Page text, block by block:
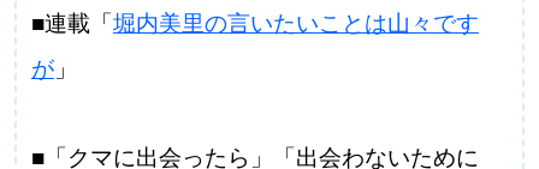
■連載「堀内美里の言いたいことは山々です
が」
■「クマに出会ったら」「出会わないために